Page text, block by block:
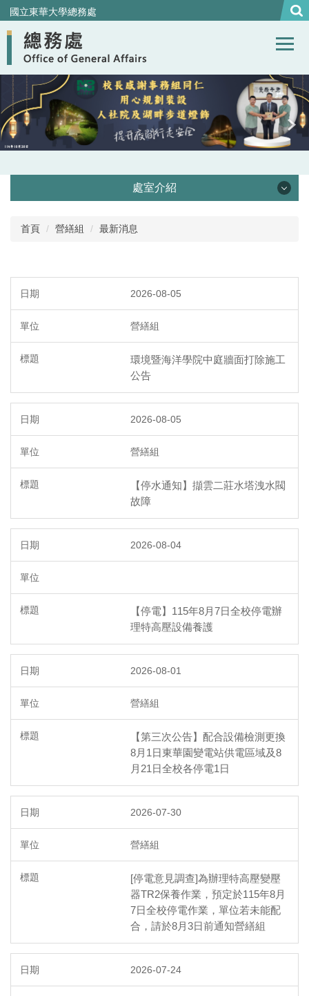
跳
到
主
內
容
區
國立東華大學總務處
處室介紹
處本部
營繕組
環境保護組
經營保管組
出納組
文書組
總務處表單下載
首頁 營繕組 最新消息
2026-08-05
營繕組
環境暨海洋學院中庭牆面打除施工
公告
2026-08-05
營繕組
【停水通知】擷雲二莊水塔洩水閥
故障
2026-08-04
【停電】115年8月7日全校停電辦
理特高壓設備養護
2026-08-01
營繕組
【第三次公告】配合設備檢測更換
8月1日東華園變電站供電區域及8
月21日全校各停電1日
2026-07-30
營繕組
[停電意見調查]為辦理特高壓變壓
器TR2保養作業，預定於115年8月
7日全校停電作業，單位若未能配
合，請於8月3日前通知營繕組
2026-07-24